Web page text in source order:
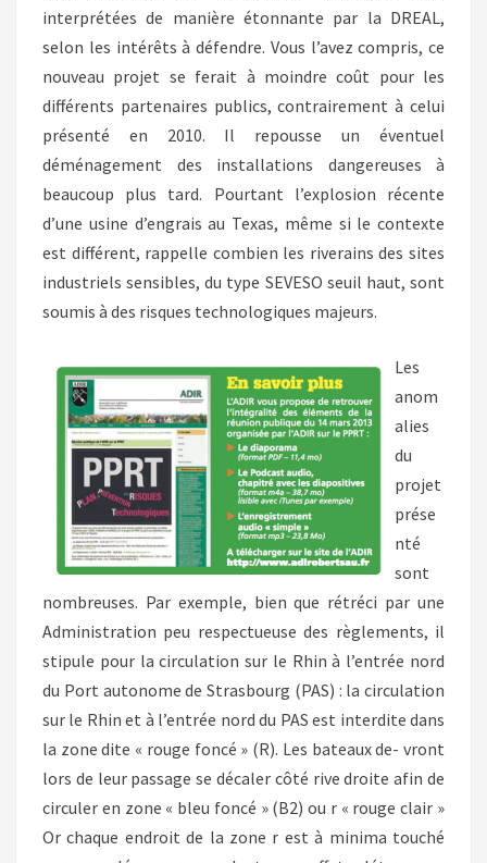
interprétées de manière étonnante par la DREAL,
selon les intérêts à défendre. Vous l’avez compris, ce
nouveau projet se ferait à moindre coût pour les
différents partenaires publics, contrairement à celui
présenté en 2010. Il repousse un éventuel
déménagement des installations dangereuses à
beaucoup plus tard. Pourtant l’explosion récente
d’une usine d’engrais au Texas, même si le contexte
est différent, rappelle combien les riverains des sites
industriels sensibles, du type SEVESO seuil haut, sont
soumis à des risques technologiques majeurs.
Les
anom
alies
du
projet
prése
nté
sont
nombreuses. Par exemple, bien que rétréci par une
Administration peu respectueuse des règlements, il
stipule pour la circulation sur le Rhin à l’entrée nord
du Port autonome de Strasbourg (PAS) : la circulation
sur le Rhin et à l’entrée nord du PAS est interdite dans
la zone dite « rouge foncé » (R). Les bateaux de- vront
lors de leur passage se décaler côté rive droite afin de
circuler en zone « bleu foncé » (B2) ou r « rouge clair »
Or chaque endroit de la zone r est à minima touché